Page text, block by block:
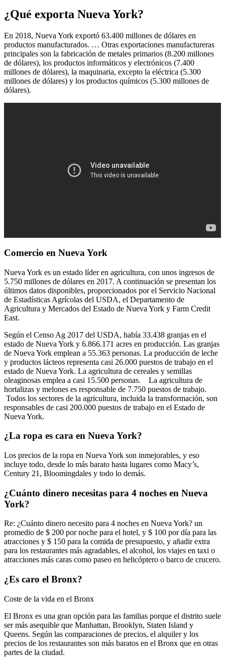
¿Qué exporta Nueva York?
En 2018, Nueva York exportó 63.400 millones de dólares en
productos manufacturados. … Otras exportaciones manufactureras
principales son la fabricación de metales primarios (8.200 millones
de dólares), los productos informáticos y electrónicos (7.400
millones de dólares), la maquinaria, excepto la eléctrica (5.300
millones de dólares) y los productos químicos (5.300 millones de
dólares).
Comercio en Nueva York
Nueva York es un estado líder en agricultura, con unos ingresos de
5.750 millones de dólares en 2017. A continuación se presentan los
últimos datos disponibles, proporcionados por el Servicio Nacional
de Estadísticas Agrícolas del USDA, el Departamento de
Agricultura y Mercados del Estado de Nueva York y Farm Credit
East.
Según el Censo Ag 2017 del USDA, había 33.438 granjas en el
estado de Nueva York y 6.866.171 acres en producción. Las granjas
de Nueva York emplean a 55.363 personas. La producción de leche
y productos lácteos representa casi 26.000 puestos de trabajo en el
estado de Nueva York. La agricultura de cereales y semillas
oleaginosas emplea a casi 15.500 personas. La agricultura de
hortalizas y melones es responsable de 7.750 puestos de trabajo.
Todos los sectores de la agricultura, incluida la transformación, son
responsables de casi 200.000 puestos de trabajo en el Estado de
Nueva York.
¿La ropa es cara en Nueva York?
Los precios de la ropa en Nueva York son inmejorables, y eso
incluye todo, desde lo más barato hasta lugares como Macy’s,
Century 21, Bloomingdales y todo lo demás.
¿Cuánto dinero necesitas para 4 noches en Nueva
York?
Re: ¿Cuánto dinero necesito para 4 noches en Nueva York? un
promedio de $ 200 por noche para el hotel, y $ 100 por día para las
atracciones y $ 150 para la comida de presupuesto, y añadir extra
para los restaurantes más agradables, el alcohol, los viajes en taxi o
atracciones más caras como paseo en helicóptero o barco de crucero.
¿Es caro el Bronx?
Coste de la vida en el Bronx
El Bronx es una gran opción para las familias porque el distrito suele
ser más asequible que Manhattan, Brooklyn, Staten Island y
Queens. Según las comparaciones de precios, el alquiler y los
precios de los restaurantes son más baratos en el Bronx que en otras
partes de la ciudad.